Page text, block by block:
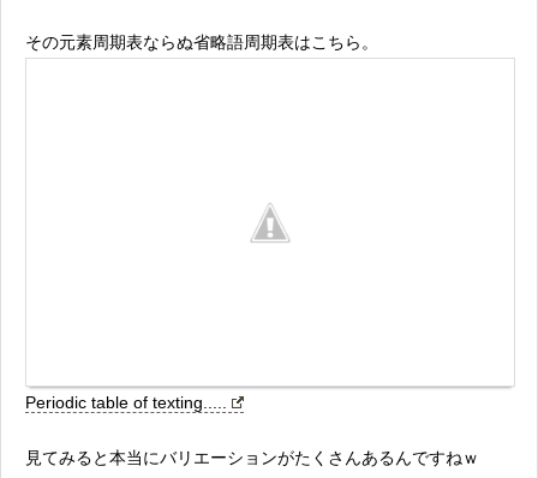
その元素周期表ならぬ省略語周期表はこちら。
Periodic table of texting.....
見てみると本当にバリエーションがたくさんあるんですねｗ